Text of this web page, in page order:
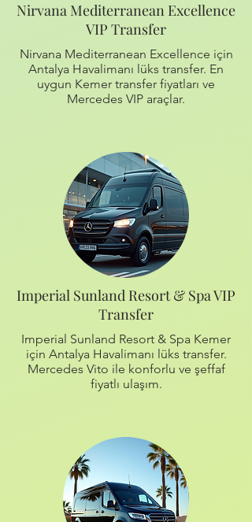
Nirvana Mediterranean Excellence
VIP Transfer
Nirvana Mediterranean Excellence için
Antalya Havalimanı lüks transfer. En
uygun Kemer transfer fiyatları ve
Mercedes VIP araçlar.
Imperial Sunland Resort & Spa VIP
Transfer
Imperial Sunland Resort & Spa Kemer
için Antalya Havalimanı lüks transfer.
Mercedes Vito ile konforlu ve şeffaf
fiyatlı ulaşım.